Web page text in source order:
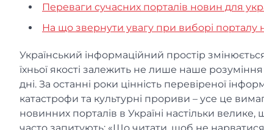
Переваги сучасних порталів новин для
На що звернути увагу при виборі порталу
Український інформаційний простір
їхньої якості залежить не лише наше
дні. За останні роки цінність перевіреної
катастрофи та культурні прориви – усе це
новинних порталів в Україні настільки